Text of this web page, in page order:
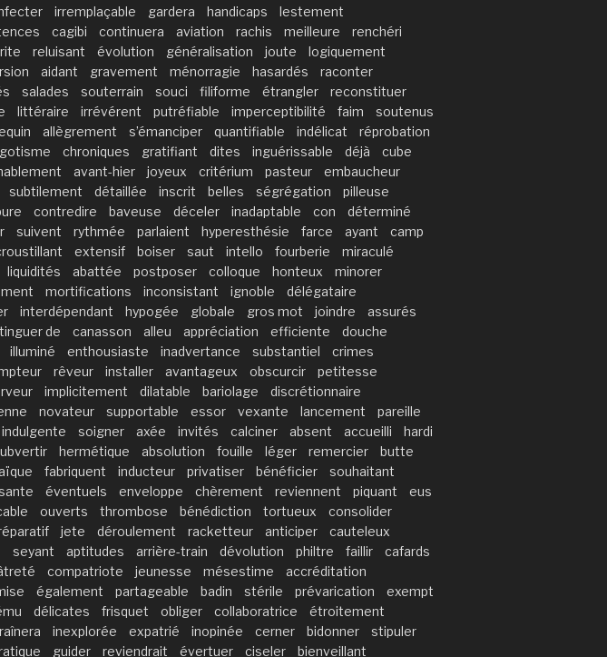
irremplaçable gardera handicaps
lestement
cagibi continuera aviation rachis meilleure
renchéri
reluisant évolution généralisation joute
logiquement
aidant gravement ménorragie hasardés
raconter
salades souterrain souci filiforme étrangler
reconstituer
littéraire irrévérent putréfiable imperceptibilité faim
soutenus
allègrement s’émanciper quantifiable indélicat
réprobation
chroniques gratifiant dites inguérissable déjà
cube
avant-hier joyeux critérium pasteur
embaucheur
subtilement détaillée inscrit belles ségrégation
pilleuse
contredire baveuse déceler inadaptable con
déterminé
suivent rythmée parlaient hyperesthésie farce ayant
camp
extensif boiser saut intello fourberie
miraculé
liquidités abattée postposer colloque honteux
minorer
mortifications inconsistant ignoble
délégataire
interdépendant hypogée globale gros mot joindre
assurés
de canasson alleu appréciation efficiente
douche
illuminé enthousiaste inadvertance substantiel
crimes
rêveur installer avantageux obscurcir
petitesse
implicitement dilatable bariolage
discrétionnaire
novateur supportable essor vexante lancement
pareille
indulgente soigner axée invités calciner absent accueilli
hardi
hermétique absolution fouille léger remercier
butte
fabriquent inducteur privatiser bénéficier
souhaitant
éventuels enveloppe chèrement reviennent piquant
eus
ouverts thrombose bénédiction tortueux
consolider
jete déroulement racketteur anticiper
cauteleux
seyant aptitudes arrière-train dévolution philtre faillir
cafards
compatriote jeunesse mésestime
accréditation
également partageable badin stérile prévarication
exempt
délicates frisquet obliger collaboratrice
étroitement
inexplorée expatrié inopinée cerner bidonner
stipuler
guider reviendrait évertuer ciseler bienveillant